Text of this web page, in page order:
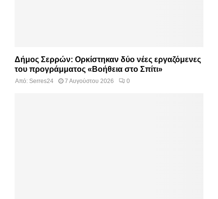
Δήμος Σερρών: Ορκίστηκαν δύο νέες εργαζόμενες
του προγράμματος «Βοήθεια στο Σπίτι»
Από: Serres24 7 Αυγούστου 2026 0